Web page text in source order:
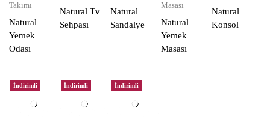
Takımı
Natural
Yemek
Odası
Natural Tv
Sehpası
Natural
Sandalye
Masası
Natural
Yemek
Masası
Natural
Konsol
İndirimli İndirimli İndirimli